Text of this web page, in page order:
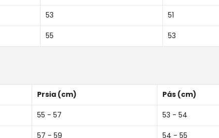
53 51
55 53
Prsia (cm) Pás (cm)
55 - 57 53 - 54
57 - 59 54 - 55